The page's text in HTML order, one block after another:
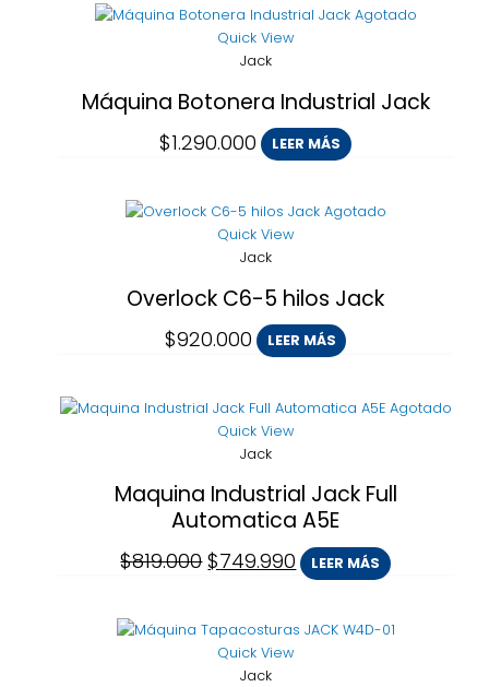
Agotado
Quick View
Jack
Máquina Botonera Industrial Jack
$1.290.000 LEER MÁS
Agotado
Quick View
Jack
Overlock C6-5 hilos Jack
$920.000 LEER MÁS
Agotado
Quick View
Jack
Maquina Industrial Jack Full
Automatica A5E
$819.000
El
precio
original
era:
$819.000.
$749.990
El
$749.990.
LEER MÁS
Quick View
Jack